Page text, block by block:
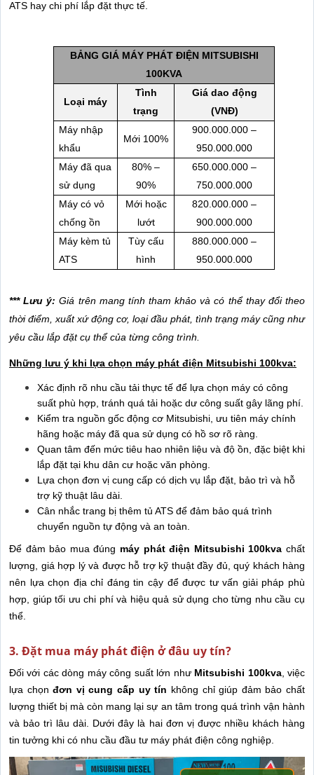
ATS hay chi phí lắp đặt thực tế.
BẢNG GIÁ MÁY PHÁT ĐIỆN MITSUBISHI
100KVA
Loại máy
Tình
trạng
Giá dao động
(VNĐ)
Máy nhập
khẩu
Mới 100%
900.000.000 –
950.000.000
Máy đã qua
sử dụng
80% –
90%
650.000.000 –
750.000.000
Máy có vỏ
chống ồn
Mới hoặc
lướt
820.000.000 –
900.000.000
Máy kèm tủ
ATS
Tùy cấu
hình
880.000.000 –
950.000.000
*** Lưu ý: Giá trên mang tính tham khảo và có thể thay đổi theo
thời điểm, xuất xứ động cơ, loại đầu phát, tình trạng máy cũng như
yêu cầu lắp đặt cụ thể của từng công trình.
Những lưu ý khi lựa chọn máy phát điện Mitsubishi 100kva:
Xác định rõ nhu cầu tải thực tế để lựa chọn máy có công
suất phù hợp, tránh quá tải hoặc dư công suất gây lãng phí.
Kiểm tra nguồn gốc động cơ Mitsubishi, ưu tiên máy chính
hãng hoặc máy đã qua sử dụng có hồ sơ rõ ràng.
Quan tâm đến mức tiêu hao nhiên liệu và độ ồn, đặc biệt khi
lắp đặt tại khu dân cư hoặc văn phòng.
Lựa chọn đơn vị cung cấp có dịch vụ lắp đặt, bảo trì và hỗ
trợ kỹ thuật lâu dài.
Cân nhắc trang bị thêm tủ ATS để đảm bảo quá trình
chuyển nguồn tự động và an toàn.
Để đảm bảo mua đúng máy phát điện Mitsubishi 100kva chất
lượng, giá hợp lý và được hỗ trợ kỹ thuật đầy đủ, quý khách hàng
nên lựa chọn địa chỉ đáng tin cậy để được tư vấn giải pháp phù
hợp, giúp tối ưu chi phí và hiệu quả sử dụng cho từng nhu cầu cụ
thể.
3. Đặt mua máy phát điện ở đâu uy tín?
Đối với các dòng máy công suất lớn như Mitsubishi 100kva, việc
lựa chọnđơn vị cung cấp uy tín không chỉ giúp đảm bảo chất
lượng thiết bị mà còn mang lại sự an tâm trong quá trình vận hành
và bảo trì lâu dài. Dưới đây là hai đơn vị được nhiều khách hàng
tin tưởng khi có nhu cầu đầu tư máy phát điện công nghiệp.